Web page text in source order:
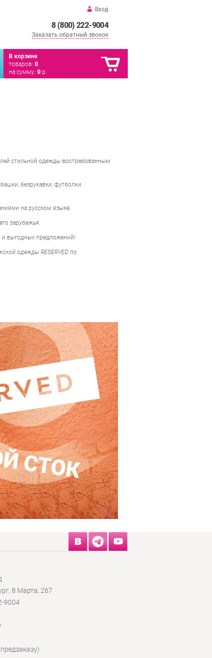
Вход
8 (800) 222-9004
Заказать обратный звонок
В корзине
товаров: 0
на сумму: 0 р.
стильной одежды востребованным
безрукавки, футболки
на русском языке.
зарубежья.
и выгодных предложений!
одежды RESERVED по
8 Марта, 267
9004